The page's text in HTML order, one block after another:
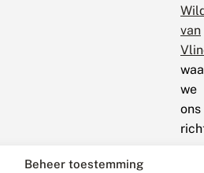
Beheer toestemming
van
we
ons